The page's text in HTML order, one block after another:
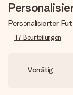
Personalisierter
17 Beurteilungen
Vorrätig